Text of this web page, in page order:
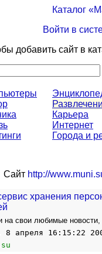
Каталог
Войти в
добавить сайт в
Карьера
Интернет
Города и
Сайт http://
хранения
на свои любимые
8 апреля 16:15:22